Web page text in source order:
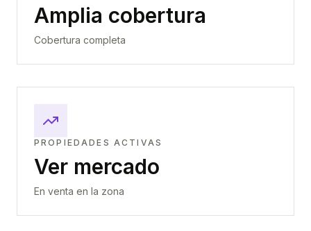
Amplia cobertura
Cobertura completa
PROPIEDADES ACTIVAS
Ver mercado
En venta en la zona